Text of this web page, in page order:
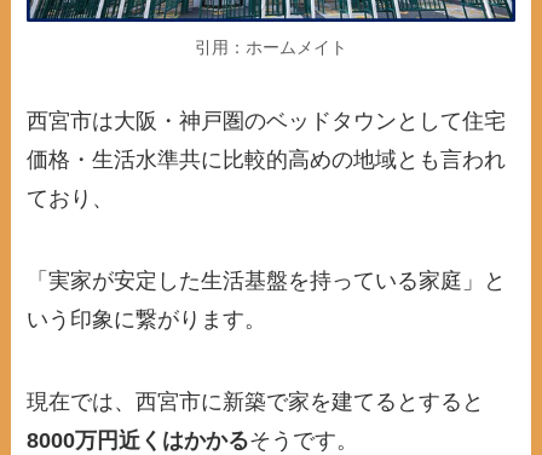
引用：ホームメイト
西宮市は大阪・神戸圏のベッドタウンとして住宅
価格・生活水準共に比較的高めの地域とも言われ
ており、
「実家が安定した生活基盤を持っている家庭」と
いう印象に繋がります。
現在では、西宮市に新築で家を建てるとすると
8000万円近くはかかるそうです。